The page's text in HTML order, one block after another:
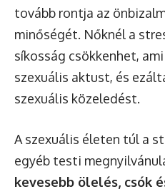
tovább rontja az
minőségét. Nőknél a
síkosság csökkenhet,
szexuális aktust, és
szexuális közeledést.
A szexuális életen túl a
egyéb testi
kevesebb ölelés, csók